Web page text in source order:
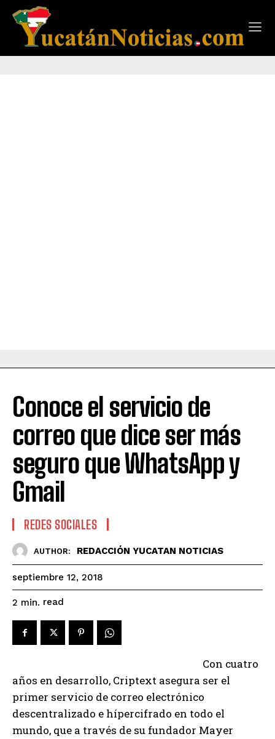
Conoce el servicio de
correo que dice ser más
seguro que WhatsApp y
Gmail
REDES SOCIALES
AUTHOR: REDACCIÓN YUCATAN NOTICIAS
septiembre 12, 2018
2 min. read
Con cuatro
años en desarrollo, Criptext asegura ser el
primer servicio de correo electrónico
descentralizado e hípercifrado en todo el
mundo, que a través de su fundador Mayer